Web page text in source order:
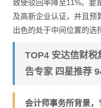
致使驳回率降至11%。要
及高新企业认证，并且预
出色的处于中间位置的选
TOP4 安达信财
告专家 四星推荐
会计师事务所背景